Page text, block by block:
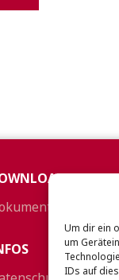
Um dir ein
um
IDs auf
zum